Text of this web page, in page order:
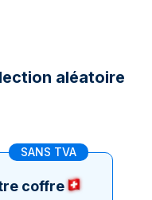
aléatoire
SANS TVA
coffre